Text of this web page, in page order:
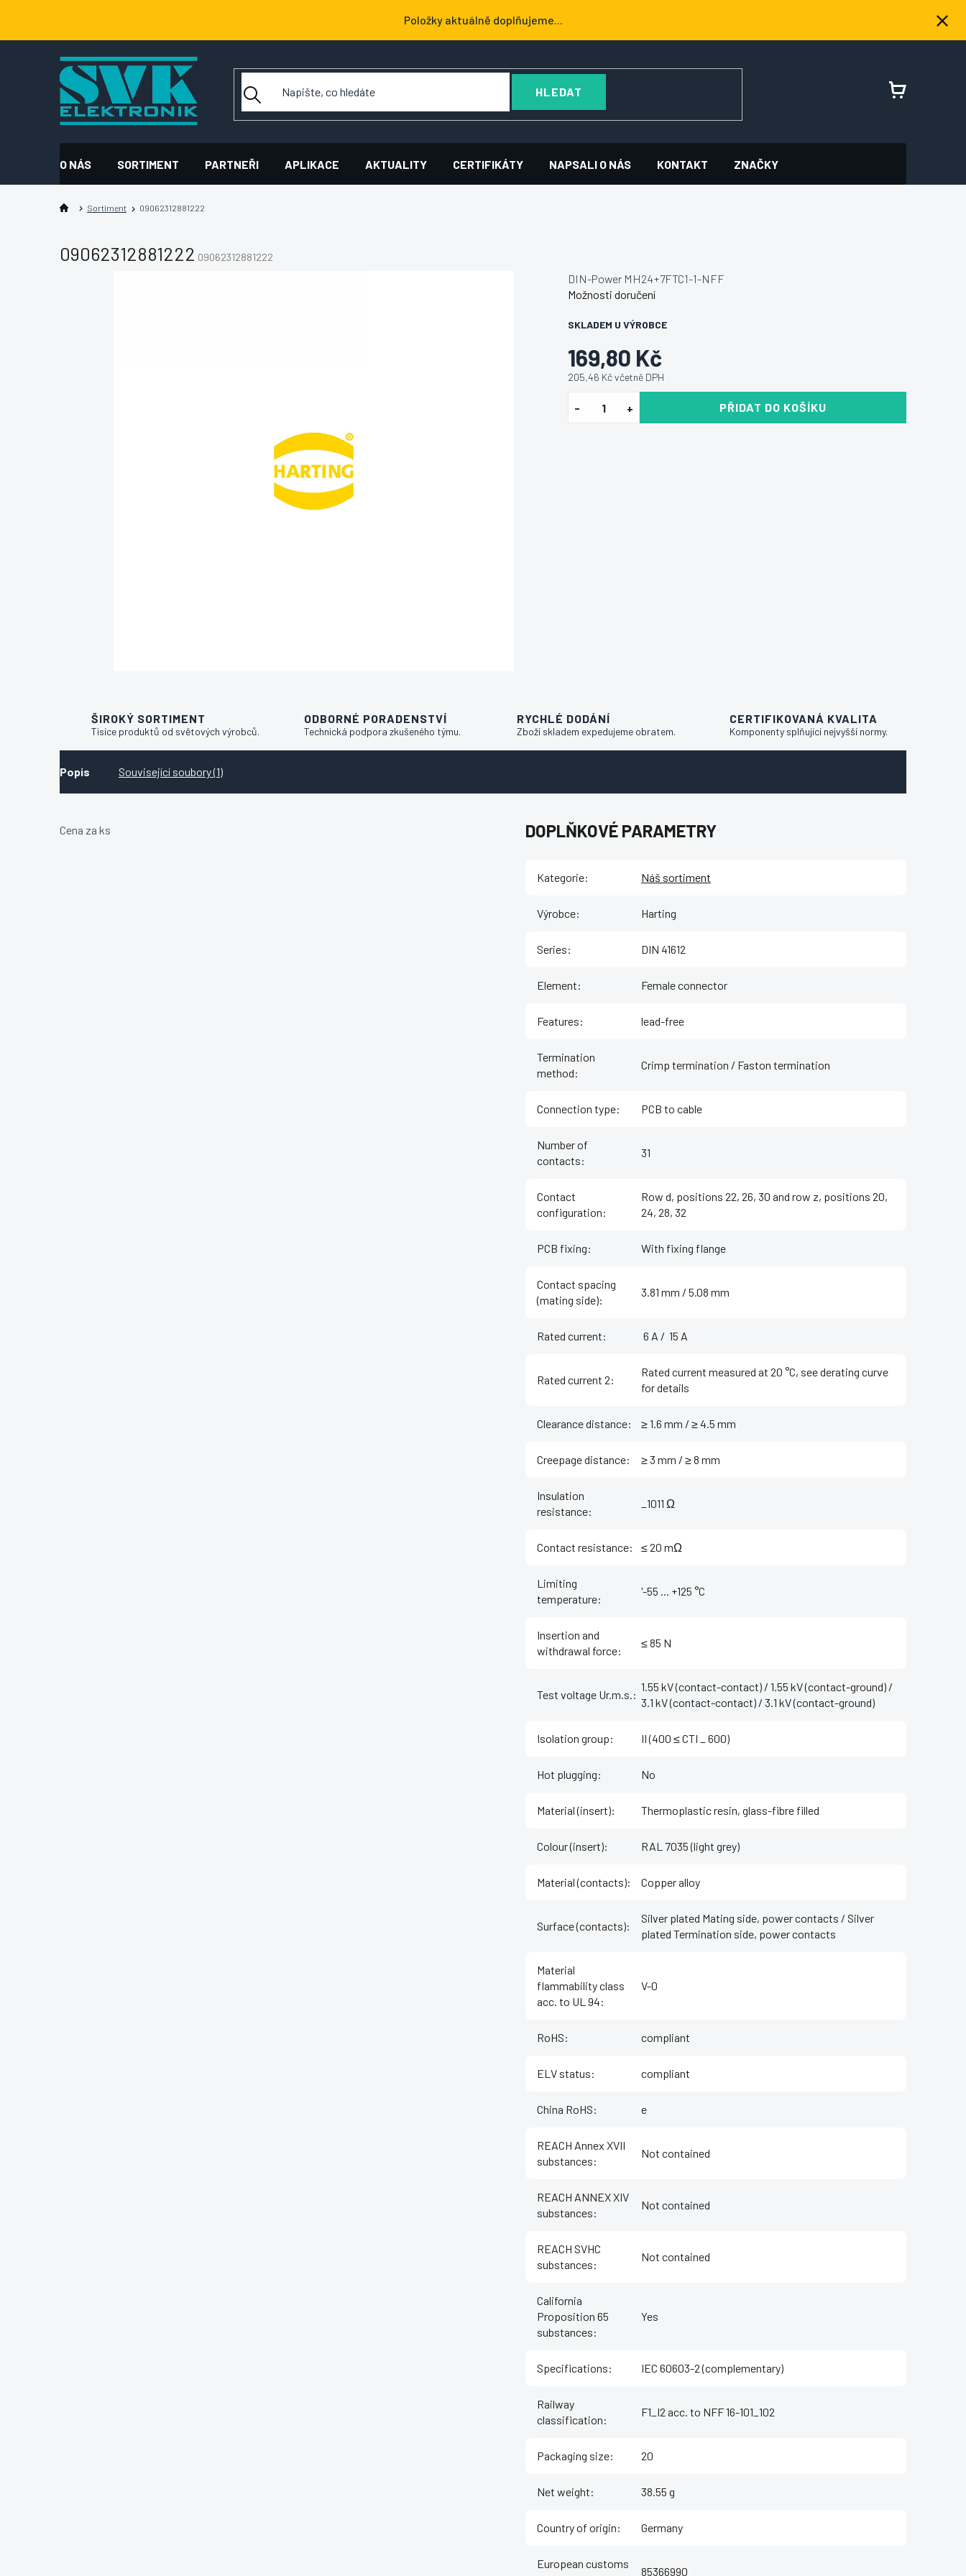
obsah
Položky aktuálně doplňujeme...
HLEDAT
NÁKUPNÍ
O NÁS SORTIMENT PARTNEŘI APLIKACE AKTUALITY CERTIFIKÁTY NAPSALI O NÁS KONTAKT ZNAČKY
Sortiment 09062312881222
09062312881222 09062312881222
169,80 Kč
205,46 Kč včetně DPH
SKLADEM U VÝROBCE
Možnosti doručení
PŘIDAT DO KOŠÍKU
DIN-Power MH24+7FTC1-1-NFF
ŠIROKÝ SORTIMENT
Tisíce produktů od světových výrobců.
ODBORNÉ PORADENSTVÍ
Technická podpora zkušeného týmu.
RYCHLÉ DODÁNÍ
Zboží skladem expedujeme obratem.
CERTIFIKOVANÁ KVALITA
Komponenty splňující nejvyšší normy.
Popis Související soubory (1)
Cena za ks DOPLŇKOVÉ PARAMETRY
Kategorie: Náš sortiment
Výrobce: Harting
Series: DIN 41612
Element: Female connector
Features: lead-free
Termination
method:
Crimp termination / Faston termination
Connection type: PCB to cable
Number of
contacts:
31
Contact
configuration:
Row d, positions 22, 26, 30 and row z, positions 20,
24, 28, 32
PCB fixing: With fixing flange
Contact spacing
(mating side):
3.81 mm / 5.08 mm
Rated current: ‌ 6 A / ‌ 15 A
Rated current 2:
Rated current measured at 20 °C, see derating curve
for details
Clearance distance: ≥ 1.6 mm / ≥ 4.5 mm
Creepage distance: ≥ 3 mm / ≥ 8 mm
Insulation
resistance:
_1011 Ω
Contact resistance: ≤ 20 mΩ
Limiting
temperature:
'-55 ... +125 °C
Insertion and
withdrawal force:
≤ 85 N
Test voltage Ur.m.s.:
1.55 kV (contact-contact) / 1.55 kV (contact-ground) /
3.1 kV (contact-contact) / 3.1 kV (contact-ground)
Isolation group: II (400 ≤ CTI _ 600)
Hot plugging: No
Material (insert): Thermoplastic resin, glass-fibre filled
Colour (insert): RAL 7035 (light grey)
Material (contacts): Copper alloy
Surface (contacts):
Silver plated Mating side, power contacts / Silver
plated Termination side, power contacts
Material
flammability class
acc. to UL 94:
V-0
RoHS: compliant
ELV status: compliant
China RoHS: e
REACH Annex XVII
substances:
Not contained
REACH ANNEX XIV
substances:
Not contained
REACH SVHC
substances:
Not contained
California
Proposition 65
substances:
Yes
Specifications: IEC 60603-2 (complementary)
Railway
classification:
F1_I2 acc. to NFF 16-101_102
Packaging size: 20
Net weight: 38.55 g
Country of origin: Germany
European customs
85366990